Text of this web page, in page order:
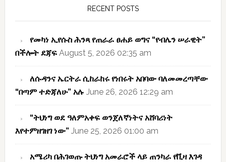
የምስረታ
በዓል
RECENT POSTS
የመካነ ኢየሱስ ሕንጻ የጠራራ ፀሐይ ወግና “የብሌን ሠራዊት”
በችሎት ደጃፍ August 5, 2026 02:35 am
ለሱዳንና ኤርትራ ሲከራከሩ የነበሩት አበባው ባለመመረጣቸው
“በጣም ተድጃለሁ” አሉ June 26, 2026 12:29 am
“ትህነግ ወደ ዓለምአቀፍ ወንጀለኛነትና አሸባሪነት
እየተምዘገዘገ ነው” June 25, 2026 01:00 am
አሜሪካ በሕገወጡ ትህነግ አመራሮች ላይ ጠንካራ የቪዛ እገዳ